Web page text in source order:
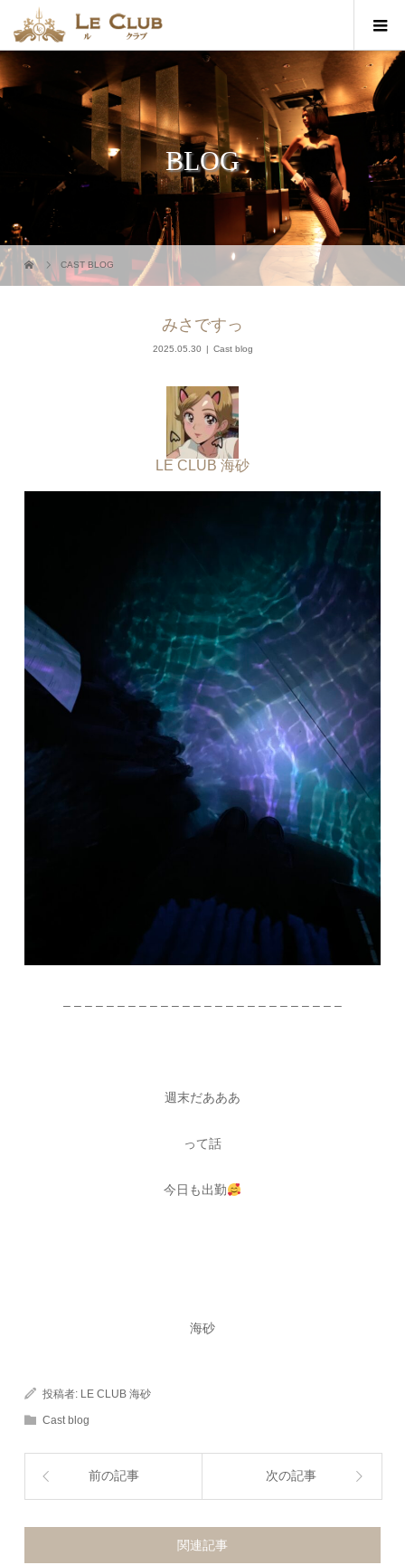
BLOG
CAST BLOG
みさですっ
2025.05.30 Cast blog
LE CLUB 海砂
– – – – – – – – – – – – – – – – – – – – – – – – – –
週末だあああ
って話
今日も出勤
海砂
投稿者: LE CLUB 海砂
Cast blog
前の記事 次の記事
関連記事